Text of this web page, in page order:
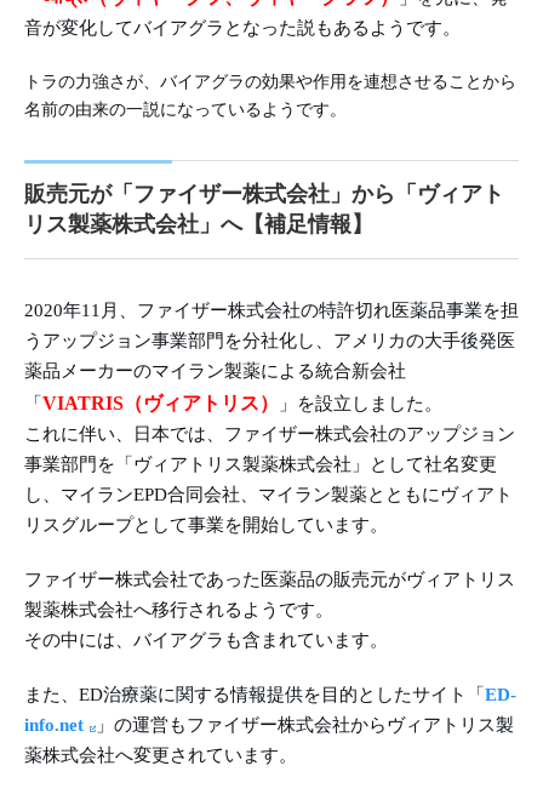
音が変化してバイアグラとなった説もあるようです。
トラの力強さが、バイアグラの効果や作用を連想させることから
名前の由来の一説になっているようです。
販売元が「ファイザー株式会社」から「ヴィアト
リス製薬株式会社」へ【補足情報】
2020年11月、ファイザー株式会社の特許切れ医薬品事業を担
うアップジョン事業部門を分社化し、アメリカの大手後発医
薬品メーカーのマイラン製薬による統合新会社
「 VIATRIS（ヴィアトリス）
」を設立しました。
これに伴い、日本では、ファイザー株式会社のアップジョン
事業部門を「ヴィアトリス製薬株式会社」として社名変更
し、マイランEPD合同会社、マイラン製薬とともにヴィアト
リスグループとして事業を開始しています。
ファイザー株式会社であった医薬品の販売元がヴィアトリス
製薬株式会社へ移行されるようです。
その中には、バイアグラも含まれています。
また、ED治療薬に関する情報提供を目的としたサイト「 ED-
info.net
」の運営もファイザー株式会社からヴィアトリス製
薬株式会社へ変更されています。